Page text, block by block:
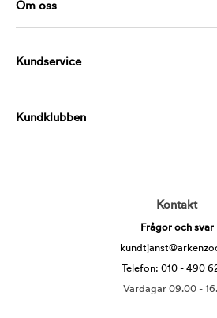
Om oss
Kundservice
Kundklubben
Kontakt
Frågor och svar
Telefon: 010 - 490
Vardagar 09.00 -